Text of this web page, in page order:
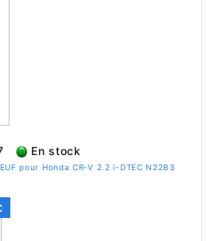
En stock
pour Honda CR-V 2.2 i-DTEC N22B3